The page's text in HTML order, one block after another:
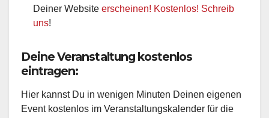
Deiner Website erscheinen! Kostenlos! Schreib
uns!
Deine Veranstaltung kostenlos
eintragen:
Hier kannst Du in wenigen Minuten Deinen eigenen
Event kostenlos im Veranstaltungskalender für die